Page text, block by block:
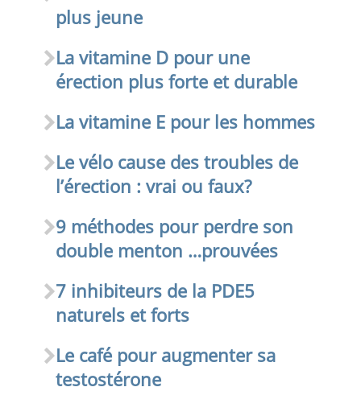
plus jeune
La vitamine D pour une
érection plus forte et durable
La vitamine E pour les hommes
Le vélo cause des troubles de
l’érection : vrai ou faux?
9 méthodes pour perdre son
double menton …prouvées
7 inhibiteurs de la PDE5
naturels et forts
Le café pour augmenter sa
testostérone